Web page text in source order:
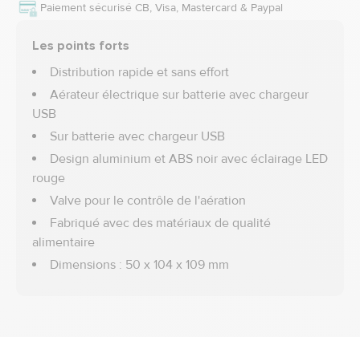
Paiement sécurisé CB, Visa, Mastercard & Paypal
Les points forts
Distribution rapide et sans effort
Aérateur électrique sur batterie avec chargeur
USB
Sur batterie avec chargeur USB
Design aluminium et ABS noir avec éclairage LED
rouge
Valve pour le contrôle de l'aération
Fabriqué avec des matériaux de qualité
alimentaire
Dimensions : 50 x 104 x 109 mm